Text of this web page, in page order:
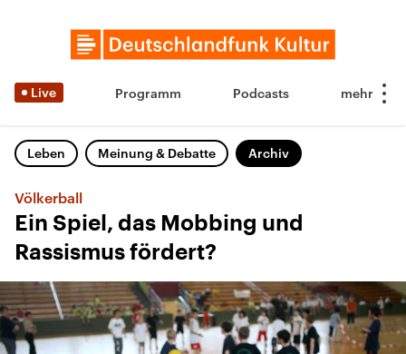
Live Programm Podcasts
Leben Meinung & Debatte Archiv
Völkerball
Ein Spiel, das Mobbing und
Rassismus fördert?